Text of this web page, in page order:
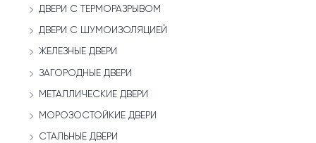
ДВЕРИ С ТЕРМОРАЗРЫВОМ
ДВЕРИ С ШУМОИЗОЛЯЦИЕЙ
ЖЕЛЕЗНЫЕ ДВЕРИ
ЗАГОРОДНЫЕ ДВЕРИ
МЕТАЛЛИЧЕСКИЕ ДВЕРИ
МОРОЗОСТОЙКИЕ ДВЕРИ
СТАЛЬНЫЕ ДВЕРИ